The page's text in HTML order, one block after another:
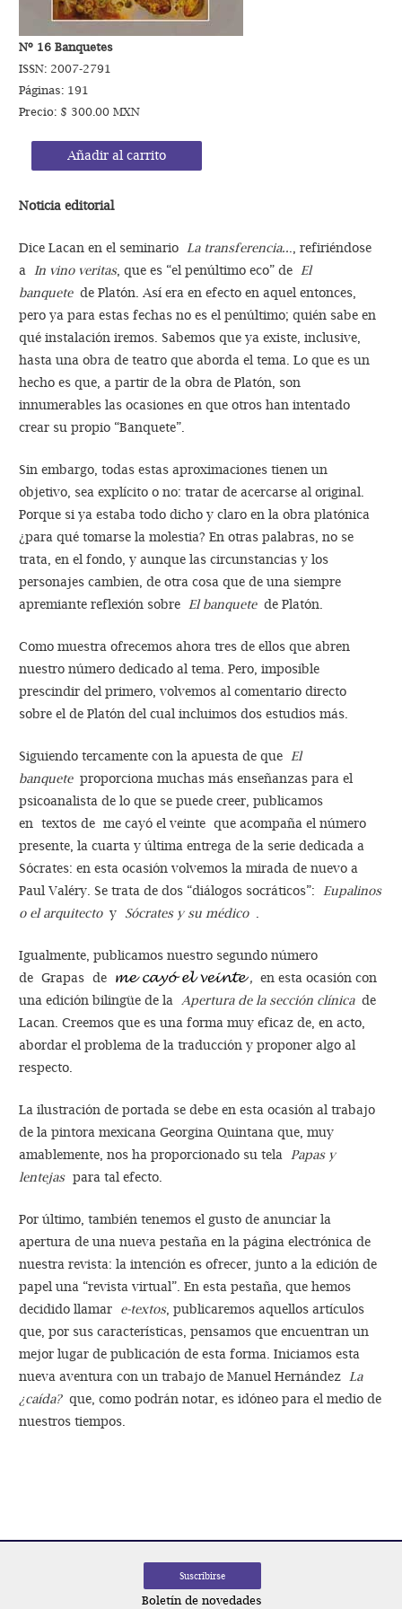
Nº 16 Banquetes
ISSN: 2007-2791
Páginas: 191
Precio: $ 300.00 MXN
Añadir al carrito
Noticia editorial
Dice Lacan en el seminarioLa transferencia..., refiriéndose
aIn vino veritas, que es “el penúltimo eco” deEl
banquetede Platón. Así era en efecto en aquel entonces,
pero ya para estas fechas no es el penúltimo; quién sabe en
qué instalación iremos. Sabemos que ya existe, inclusive,
hasta una obra de teatro que aborda el tema. Lo que es un
hecho es que, a partir de la obra de Platón, son
innumerables las ocasiones en que otros han intentado
crear su propio “Banquete”.
Sin embargo, todas estas aproximaciones tienen un
objetivo, sea explícito o no: tratar de acercarse al original.
Porque si ya estaba todo dicho y claro en la obra platónica
¿para qué tomarse la molestia? En otras palabras, no se
trata, en el fondo, y aunque las circunstancias y los
personajes cambien, de otra cosa que de una siempre
apremiante reflexión sobreEl banquetede Platón.
Como muestra ofrecemos ahora tres de ellos que abren
nuestro número dedicado al tema. Pero, imposible
prescindir del primero, volvemos al comentario directo
sobre el de Platón del cual incluimos dos estudios más.
Siguiendo tercamente con la apuesta de que El
banqueteproporciona muchas más enseñanzas para el
psicoanalista de lo que se puede creer, publicamos
en textos de me cayó el veinte que acompaña el número
presente, la cuarta y última entrega de la serie dedicada a
Sócrates: en esta ocasión volvemos la mirada de nuevo a
Paul Valéry. Se trata de dos “diálogos socráticos”: Eupalinos
o el arquitectoy Sócrates y su médico
Igualmente, publicamos nuestro segundo número
de Grapas de
,en esta ocasión con
una edición bilingüe de la Apertura de la sección clínicade
Lacan. Creemos que es una forma muy eficaz de, en acto,
abordar el problema de la traducción y proponer algo al
respecto.
La ilustración de portada se debe en esta ocasión al trabajo
de la pintora mexicana Georgina Quintana que, muy
amablemente, nos ha proporcionado su tela Papas y
lentejaspara tal efecto.
Por último, también tenemos el gusto de anunciar la
apertura de una nueva pestaña en la página electrónica de
nuestra revista: la intención es ofrecer, junto a la edición de
papel una “revista virtual”. En esta pestaña, que hemos
decidido llamar e-textos, publicaremos aquellos artículos
que, por sus características, pensamos que encuentran un
mejor lugar de publicación de esta forma. Iniciamos esta
nueva aventura con un trabajo de Manuel Hernández La
¿caída?que, como podrán notar, es idóneo para el medio de
nuestros tiempos.
Navegación
entradasBoletín de novedades